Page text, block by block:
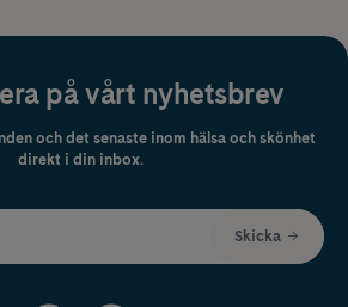
på vårt nyhetsbrev
och det senaste inom hälsa och skönhet
direkt i din inbox.
Skicka